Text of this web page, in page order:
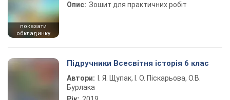
показати
обкладинку
Опис: Зошит для практичних робіт
Підручники Всесвітня історія 6 клас
Автори:
І. Я. Щупак, І. О. Піскарьова, О.В.
Бурлака